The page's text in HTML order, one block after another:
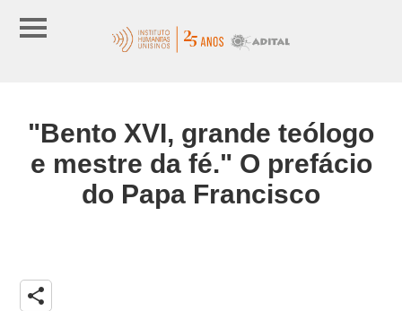
"Bento XVI, grande teólogo
e mestre da fé." O prefácio
do Papa Francisco
share